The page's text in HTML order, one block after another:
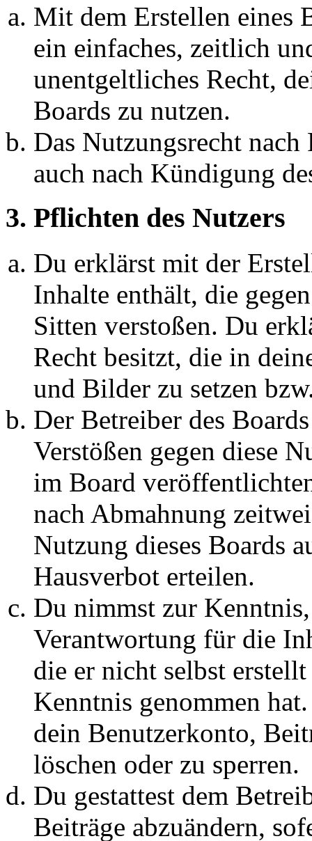
Mit dem Erstellen eines
ein einfaches, zeitlich
unentgeltliches Recht,
Boards zu nutzen.
Das Nutzungsrecht
auch nach Kündigung
3. Pflichten des Nutzers
Du erklärst mit der
Inhalte enthält, die
Sitten verstoßen. Du
Recht besitzt, die in
und Bilder zu setzen
Der Betreiber des
Verstößen gegen diese
im Board
nach Abmahnung
Nutzung dieses Boards
Hausverbot erteilen.
Du nimmst zur
Verantwortung für die
die er nicht selbst
Kenntnis genommen
dein Benutzerkonto,
löschen oder zu sperren.
Du gestattest dem
Beiträge abzuändern,